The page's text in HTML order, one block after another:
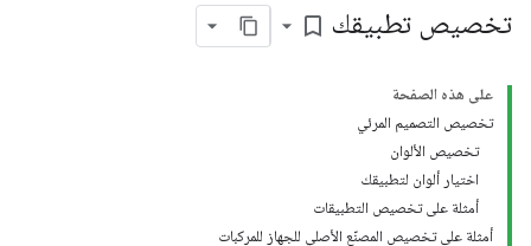
تخصيص تطبيقك bookmark_border
على هذه الصفحة
تخصيص التصميم المرئي
تخصيص الألوان
اختيار ألوان لتطبيقك
أمثلة على تخصيص التطبيقات
أمثلة على تخصيص المصنّع الأصلي للجهاز للمركبات